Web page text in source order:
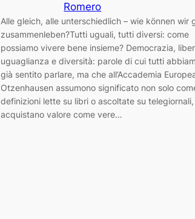
Romero
Alle gleich, alle unterschiedlich – wie kӧnnen wir
zusammenleben?Tutti uguali, tutti diversi: come
possiamo vivere bene insieme? Democrazia,
uguaglianza e diversità: parole di cui tutti
già sentito parlare, ma che all’Accademia
Otzenhausen assumono significato non solo
definizioni lette su libri o ascoltate su telegiornali,
acquistano valore come vere…